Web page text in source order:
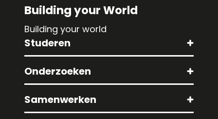
Building your World
Building your world
Studeren
Onderzoeken
Samenwerken